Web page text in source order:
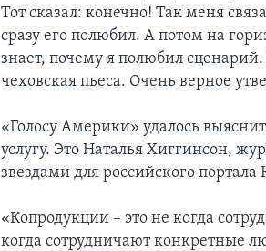
Тот сказал: конечно! Так меня
сразу его полюбил. А потом на
знает, почему я полюбил
чеховская пьеса. Очень верное
«Голосу Америки» удалось
услугу. Это Наталья Хиггинсон,
звездами для российского
«Копродукции – это не когда
когда сотрудничают конкретные